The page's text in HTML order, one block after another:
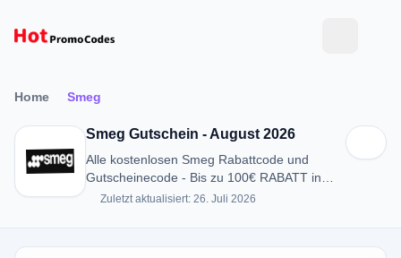
Home Smeg
Smeg Gutschein - August 2026
Alle kostenlosen Smeg Rabattcode und
Gutscheinecode - Bis zu 100€ RABATT in
August 2026
Zuletzt aktualisiert: 26. Juli 2026